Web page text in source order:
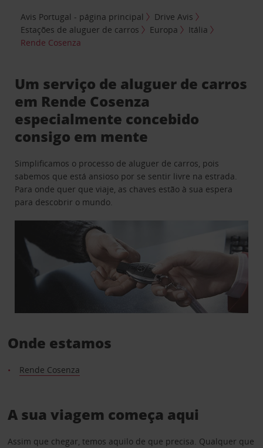
Avis Portugal - página principal
Drive Avis
Estações de aluguer de carros
Europa
Itália
Rende Cosenza
Um serviço de aluguer de carros
em Rende Cosenza
especialmente concebido
consigo em mente
Simplificamos o processo de aluguer de carros, pois
sabemos que está ansioso por se sentir livre na estrada.
Para onde quer que viaje, as chaves estão à sua espera
para descobrir o mundo.
Onde estamos
Rende Cosenza
A sua viagem começa aqui
Assim que chegar, temos aquilo de que precisa. Qualquer que